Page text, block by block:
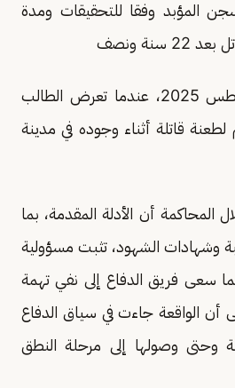
المؤبد وفقا للتحقيقات ومدة
سنة ونصف
وتعود القضية إلى أغسطس 2025، عندما تعرض الطالب
قاتلة أثناء وجوده في مدينة
المحاكمة أن الأدلة المقدمة، بما
وشهادات الشهود، تثبت مسؤولية
سعى فريق الدفاع إلى نفي تهمة
أن الواقعة جاءت في سياق الدفاع
وحتى وصولها إلى مرحلة النطق